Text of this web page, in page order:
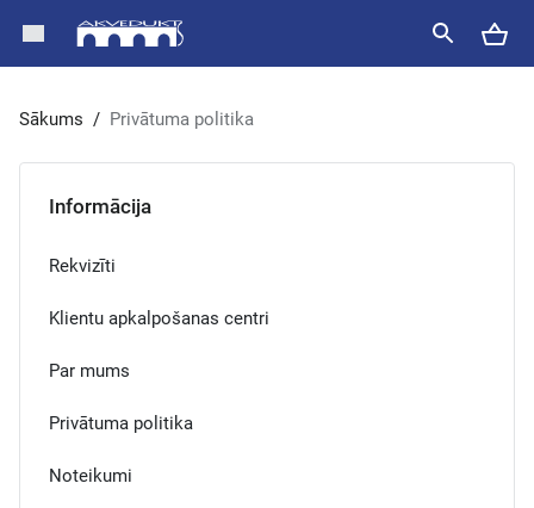
Sākums / Privātuma politika
Informācija
Rekvizīti
Klientu apkalpošanas centri
Par mums
Privātuma politika
Noteikumi